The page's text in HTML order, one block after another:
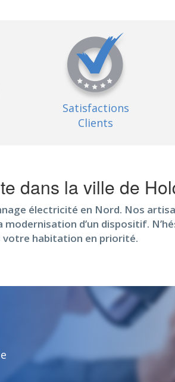
Satisfactions
Clients
dans la ville de
électricité en Nord. Nos
d’un dispositif.
votre habitation en priorité.